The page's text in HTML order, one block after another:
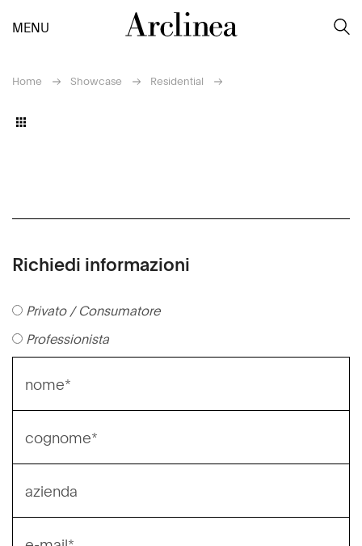
MENU
Home Showcase Residential
Richiedi informazioni
Privato / Consumatore
Professionista